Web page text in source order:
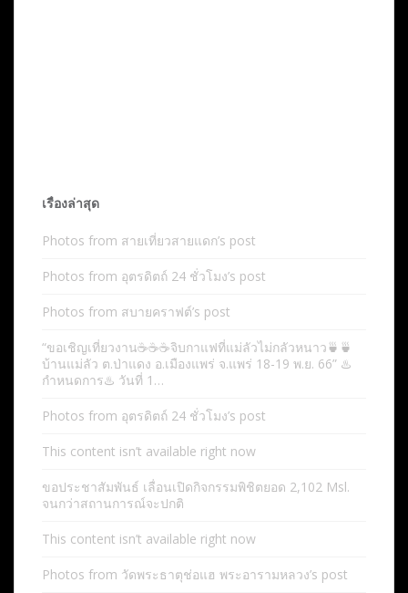
เรื่องล่าสุด
Photos from สายเที่ยวสายแดก’s post
Photos from อุตรดิตถ์ 24 ชั่วโมง’s post
Photos from สบายคราฟต์’s post
“ขอเชิญเที่ยวงาน☕️☕️☕️จิบกาแฟที่แม่ลัวไม่กลัวหนาว🍵🍵
บ้านแม่ลัว ต.ป่าแดง อ.เมืองแพร่ จ.แพร่ 18-19 พ.ย. 66” ♨️
กำหนดการ♨️ วันที่ 1…
Photos from อุตรดิตถ์ 24 ชั่วโมง’s post
This content isn’t available right now
ขอประชาสัมพันธ์ เลื่อนเปิดกิจกรรมพิชิตยอด 2,102 Msl.
จนกว่าสถานการณ์จะปกติ
This content isn’t available right now
Photos from วัดพระธาตุช่อแฮ พระอารามหลวง’s post